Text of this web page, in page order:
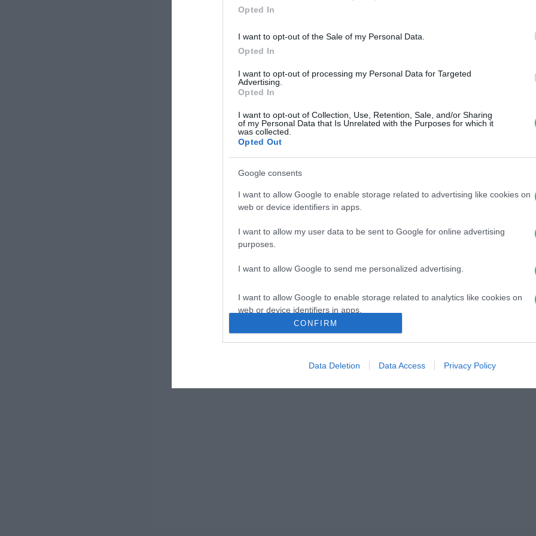
Opted In
I want to opt-out of the Sale of my Personal Data.
Opted In
I want to opt-out of processing my Personal Data for Targeted
Advertising.
Opted In
I want to opt-out of Collection, Use, Retention, Sale, and/or Sharing
of my Personal Data that Is Unrelated with the Purposes for which it
was collected.
Opted Out
Google consents
I want to allow Google to enable storage related to advertising like cookies on
web or device identifiers in apps.
I want to allow my user data to be sent to Google for online advertising
purposes.
I want to allow Google to send me personalized advertising.
I want to allow Google to enable storage related to analytics like cookies on
web or device identifiers in apps.
I want to allow Google to enable storage related to functionality of the website
I want to allow Google to enable storage related to personalization.
CONFIRM
Data Deletion Data Access Privacy Policy